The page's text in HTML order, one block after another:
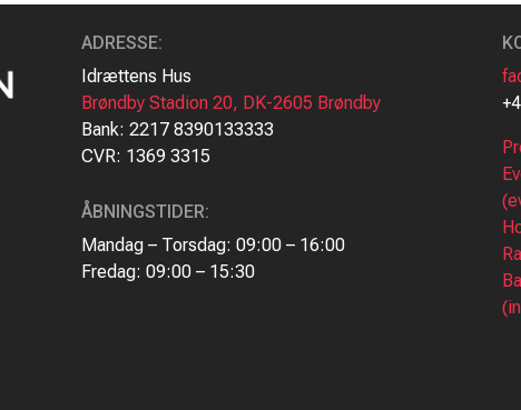
ADRESSE:
Idrættens Hus
Brøndby Stadion 20, DK-2605 Brøndby
Bank: 2217 8390133333
CVR: 1369 3315
ÅBNINGSTIDER:
Mandag – Torsdag: 09:00 – 16:00
Fredag: 09:00 – 15:30